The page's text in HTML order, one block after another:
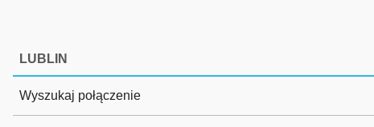
LUBLIN
Wyszukaj połączenie